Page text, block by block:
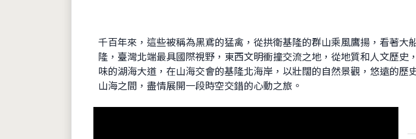
千百年來，這些被稱為黑鳶的猛禽，從拱衛基隆的群山乘風鷹揚，看著
隆，臺灣北端最具國際視野，東西文明衝撞交流之地，從地質和人文歷
味的湖海大道，在山海交會的基隆北海岸，以壯闊的自然景觀，悠遠的
山海之間，盡情展開一段時空交錯的心動之旅。